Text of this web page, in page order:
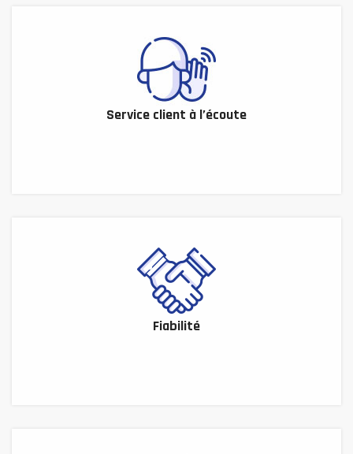
Service client à l’écoute
Fiabilité